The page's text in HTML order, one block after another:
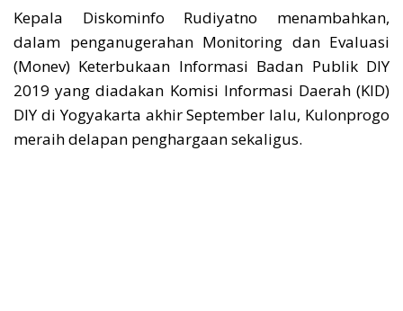
Kepala Diskominfo Rudiyatno menambahkan,
dalam penganugerahan Monitoring dan Evaluasi
(Monev) Keterbukaan Informasi Badan Publik DIY
2019 yang diadakan Komisi Informasi Daerah (KID)
DIY di Yogyakarta akhir September lalu, Kulonprogo
meraih delapan penghargaan sekaligus.